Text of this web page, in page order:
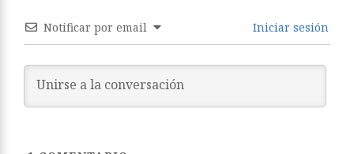
Notificar por email Iniciar sesión